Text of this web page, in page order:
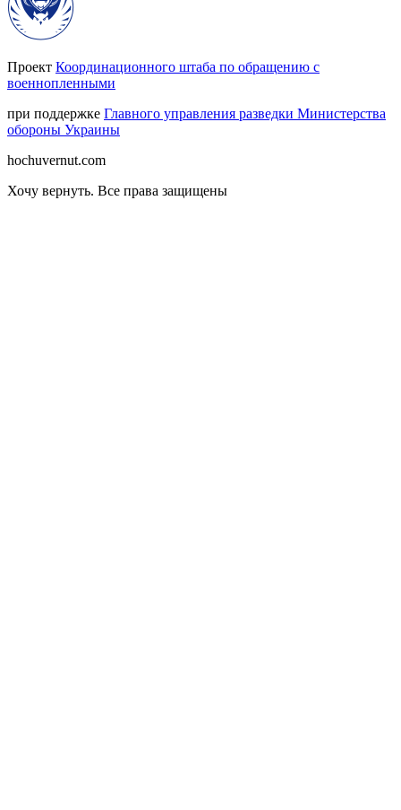
Проект Координационного штаба по обращению с
военнопленными
при поддержке Главного управления разведки Министерства
обороны Украины
hochuvernut.com
Хочу вернуть. Все права защищены